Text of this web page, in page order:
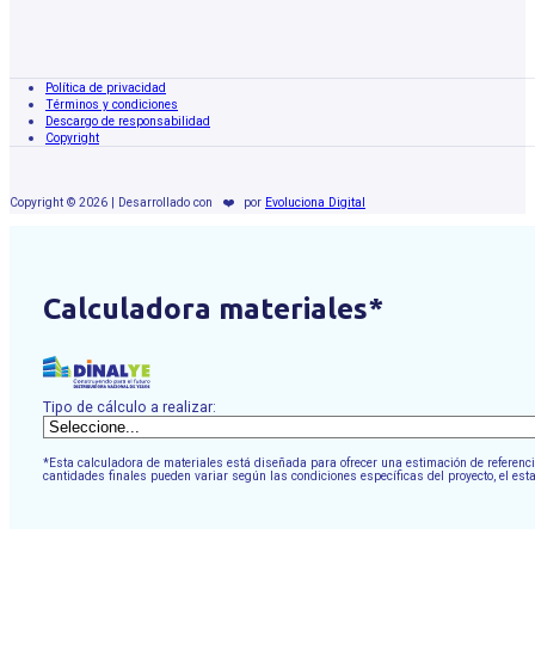
Política de privacidad
Términos y condiciones
Descargo de responsabilidad
Copyright
Copyright © 2026 | Desarrollado con ❤️ por Evoluciona Digital
Calculadora materiales*
Tipo de cálculo a realizar:
*Esta calculadora de materiales está diseñada para ofrecer una estimación de
cantidades finales pueden variar según las condiciones específicas del proyecto, el